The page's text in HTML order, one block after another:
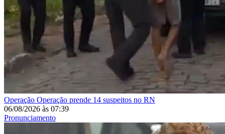
Operação Operação prende 14 suspeitos no RN
06/08/2026 às 07:39
Pronunciamento